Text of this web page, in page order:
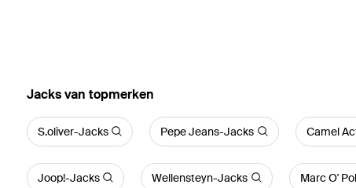
‪Jacks‬ van topmerken
S.oliver-Jacks Pepe Jeans-Jacks Camel
Joop!-Jacks Wellensteyn-Jacks Marc O'